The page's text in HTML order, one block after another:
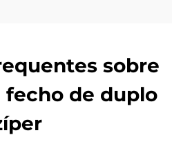
sobre
fecho de duplo